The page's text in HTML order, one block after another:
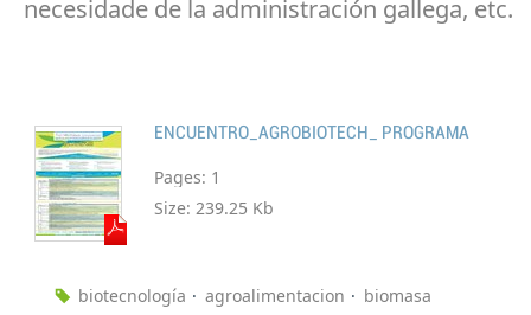
necesidade de la administración gallega, etc.
ENCUENTRO_AGROBIOTECH_ PROGRAMA
Pages: 1
Size: 239.25 Kb
biotecnología agroalimentacion biomasa